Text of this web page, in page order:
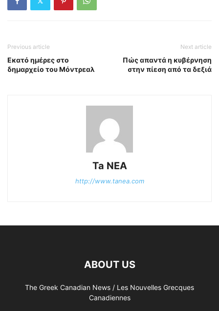
Previous article
Εκατό ημέρες στο
δημαρχείο του Μόντρεαλ
Next article
Πώς απαντά η κυβέρνηση
στην πίεση από τα δεξιά
Ta NEA
http://www.tanea.com
ABOUT US
The Greek Canadian News / Les Nouvelles Grecques
Canadiennes